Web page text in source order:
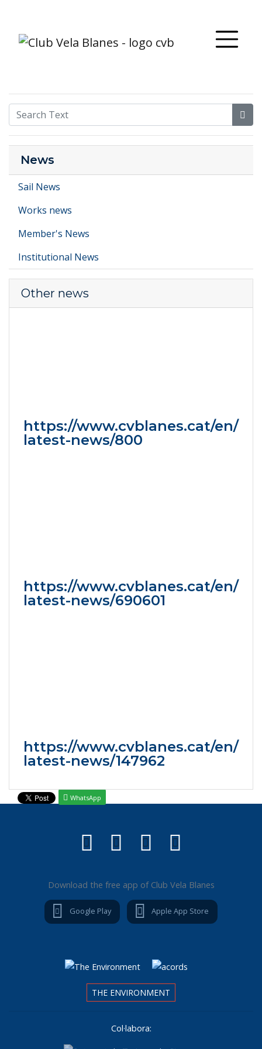
News
Sail News
Works news
Member's News
Institutional News
Other news
https://www.cvblanes.cat/en/
latest-news/800
https://www.cvblanes.cat/en/
latest-news/690601
https://www.cvblanes.cat/en/
latest-news/147962
WhatsApp
Download the free app of Club Vela Blanes
Google Play Apple App Store
THE ENVIRONMENT
Col·labora: